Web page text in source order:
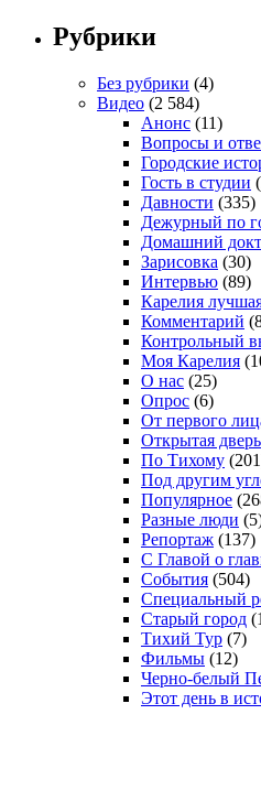
Рубрики
Без рубрики (4)
Видео (2 584)
Анонс (11)
Вопросы и
Городские
Гость в студии
Давности (335)
Дежурный по
Домашний
Зарисовка (30)
Интервью (89)
Карелия
Комментарий
Контрольный
Моя Карелия
О нас (25)
Опрос (6)
От первого
Открытая дверь
По Тихому
Под другим
Популярное
Разные люди
Репортаж (137)
С Главой о
События (504)
Специальный
Старый город
Тихий Тур (7)
Фильмы (12)
Черно-белый
Этот день в